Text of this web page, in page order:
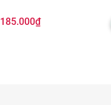
185.000₫